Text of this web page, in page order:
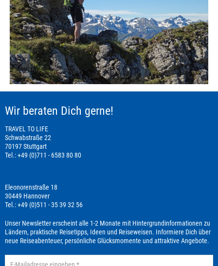
Wir beraten Dich gerne!
TRAVEL TO LIFE
Schwabstraße 22
70197 Stuttgart
Tel.: +49 (0)711 - 6583 80 80
Eleonorenstraße 18
30449 Hannover
Tel.: +49 (0)511 - 35 39 32 56
Unser Newsletter erscheint alle 1-2 Monate mit Hintergrundinformationen zu
Ländern, praktische Reisetipps, Ideen und Reiseweisen. Informiere Dich über
neue Reiseabenteuer, persönliche Glücksmomente und attraktive Angebote.